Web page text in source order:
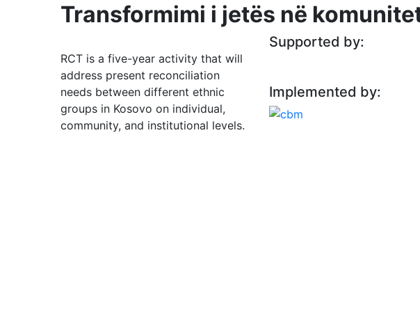
Transformimi i jetës në
RCT is a five-year activity that will
address present reconciliation
needs between different ethnic
groups in Kosovo on individual,
community, and institutional levels.
Supported by:
Implemented by: